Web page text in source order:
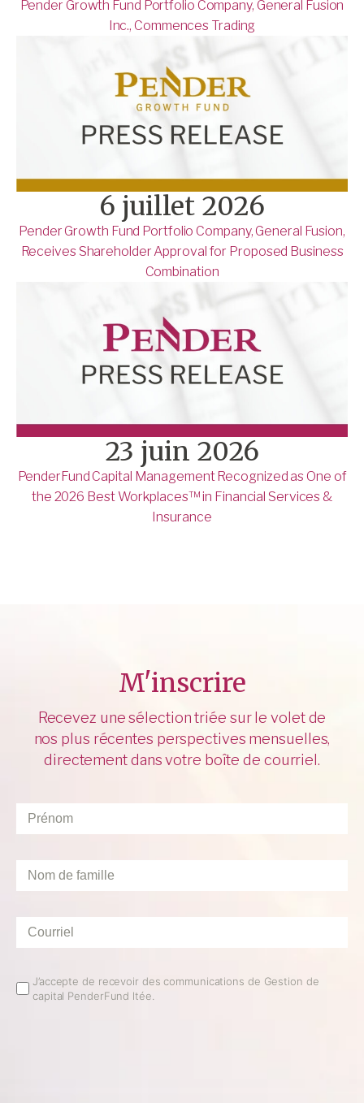
Pender Growth Fund Portfolio Company, General Fusion
Inc., Commences Trading
6 juillet 2026
Pender Growth Fund Portfolio Company, General Fusion,
Receives Shareholder Approval for Proposed Business
Combination
23 juin 2026
PenderFund Capital Management Recognized as One of
the 2026 Best Workplaces™ in Financial Services &
Insurance
M'inscrire
Recevez une sélection triée sur le volet de
nos plus récentes perspectives mensuelles,
directement dans votre boîte de courriel.
Prénom*
Nom
Courriel*
Email
Opt
J’accepte de recevoir des communications de Gestion de
capital PenderFund ltée.